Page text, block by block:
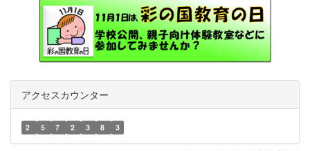
アクセスカウンター
2 5 7 2 3 8 3